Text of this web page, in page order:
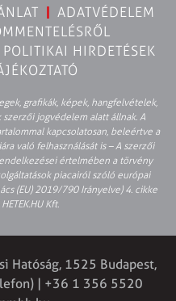
ADATVÉDELEM
POLITIKAI HIRDETÉSEK
grafikák, képek, hangfelvételek,
jogvédelem alatt állnak. A
kapcsolatosan, beleértve a
való felhasználását is – A szerzői
értelmében a törvény
piacairól szóló európai
(EU) 2019/790 Irányelve) 4. cikke
Kft.
Hatóság, 1525 Budapest,
| +36 1 356 5520